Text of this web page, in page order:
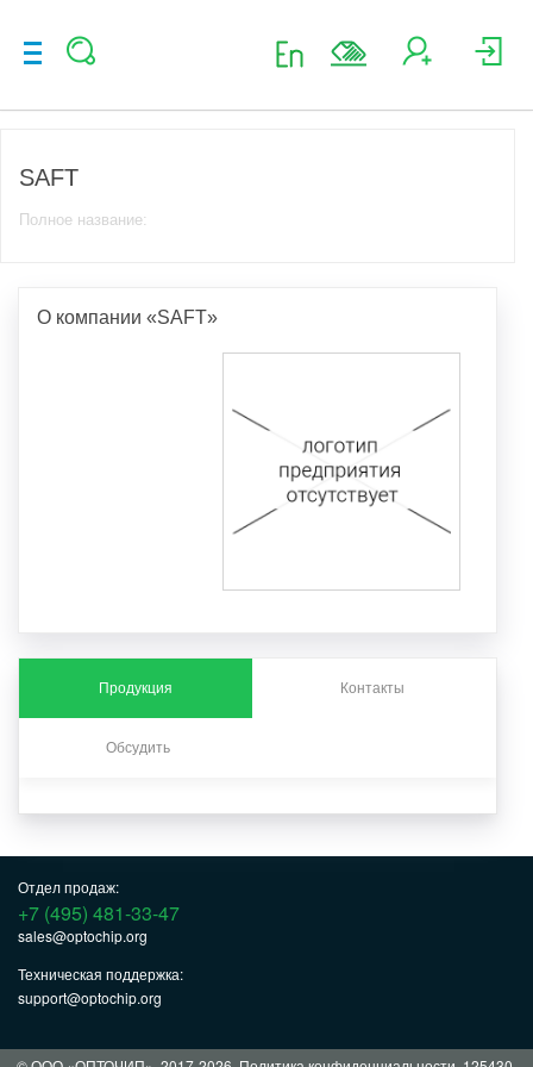
SAFT
Полное название:
О компании «SAFT»
Продукция Контакты
Обсудить
Отдел продаж:
+7 (495) 481-33-47
sales@optochip.org
Техническая поддержка:
support@optochip.org